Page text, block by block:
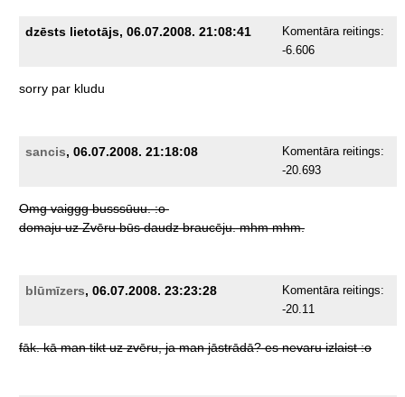
dzēsts lietotājs, 06.07.2008. 21:08:41
Komentāra reitings:
-6.606
sorry par kludu
sancis, 06.07.2008. 21:18:08
Komentāra reitings:
-20.693
Omg vaiggg busssūuu. :o
domaju uz Zvēru būs daudz braucēju. mhm mhm.
blūmīzers, 06.07.2008. 23:23:28
Komentāra reitings:
-20.11
fāk. kā man tikt uz zvēru, ja man jāstrādā? es nevaru izlaist :o